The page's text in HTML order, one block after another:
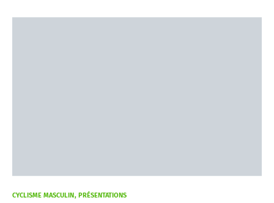
CYCLISME MASCULIN PRÉSENTATIONS